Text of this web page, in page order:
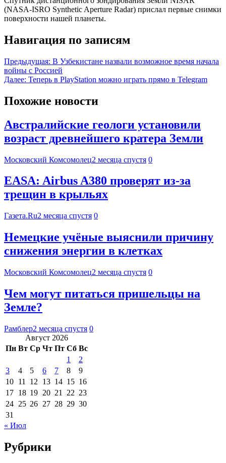
(NASA-ISRO Synthetic Aperture Radar) прислал первые снимки
поверхности нашей планеты.
Навигация по записям
Предыдущая: В Узбекистане назвали возможное время начала
войны с Россией
Далее: Теперь в PlayStation можно играть прямо в Telegram
Похожие новости
Австралийские геологи установили
возраст древнейшего кратера Земли
Московский Комсомолец2 месяца спустя 0
EASA: Airbus A380 проверят из-за
трещин в крыльях
Газета.Ru2 месяца спустя 0
Немецкие учёные выяснили причину
снижения энергии в клетках
Московский Комсомолец2 месяца спустя 0
Чем могут питаться пришельцы на
Земле?
Рамблер2 месяца спустя 0
Август 2026
Пн Вт Ср Чт Пт Сб Вс
1
2
3
4 5 6 7 8
9
10 11 12 13 14 15 16
17 18 19 20 21 22 23
24 25 26 27 28 29 30
31
« Июл
Рубрики